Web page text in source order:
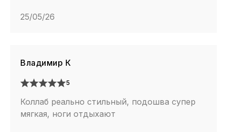
25/05/26
Владимир К
5
Коллаб реально стильный, подошва супер
мягкая, ноги отдыхают